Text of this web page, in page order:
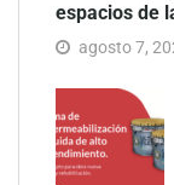
espacios de
agosto 7,